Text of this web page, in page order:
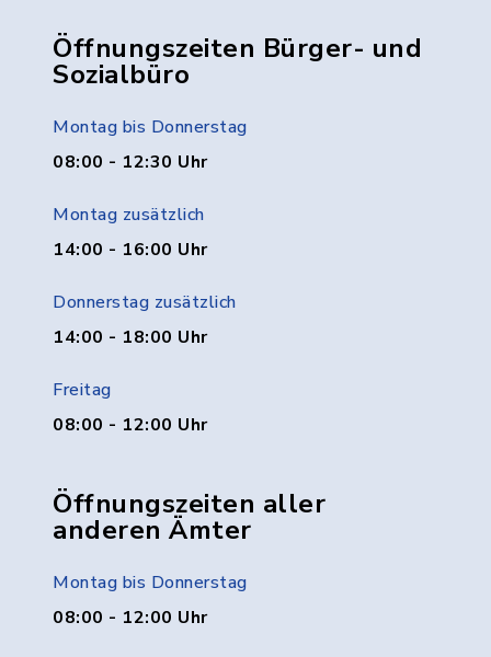
Öffnungszeiten Bürger- und
Sozialbüro
Montag bis Donnerstag
08:00 - 12:30 Uhr
Montag zusätzlich
14:00 - 16:00 Uhr
Donnerstag zusätzlich
14:00 - 18:00 Uhr
Freitag
08:00 - 12:00 Uhr
Öffnungszeiten aller
anderen Ämter
Montag bis Donnerstag
08:00 - 12:00 Uhr